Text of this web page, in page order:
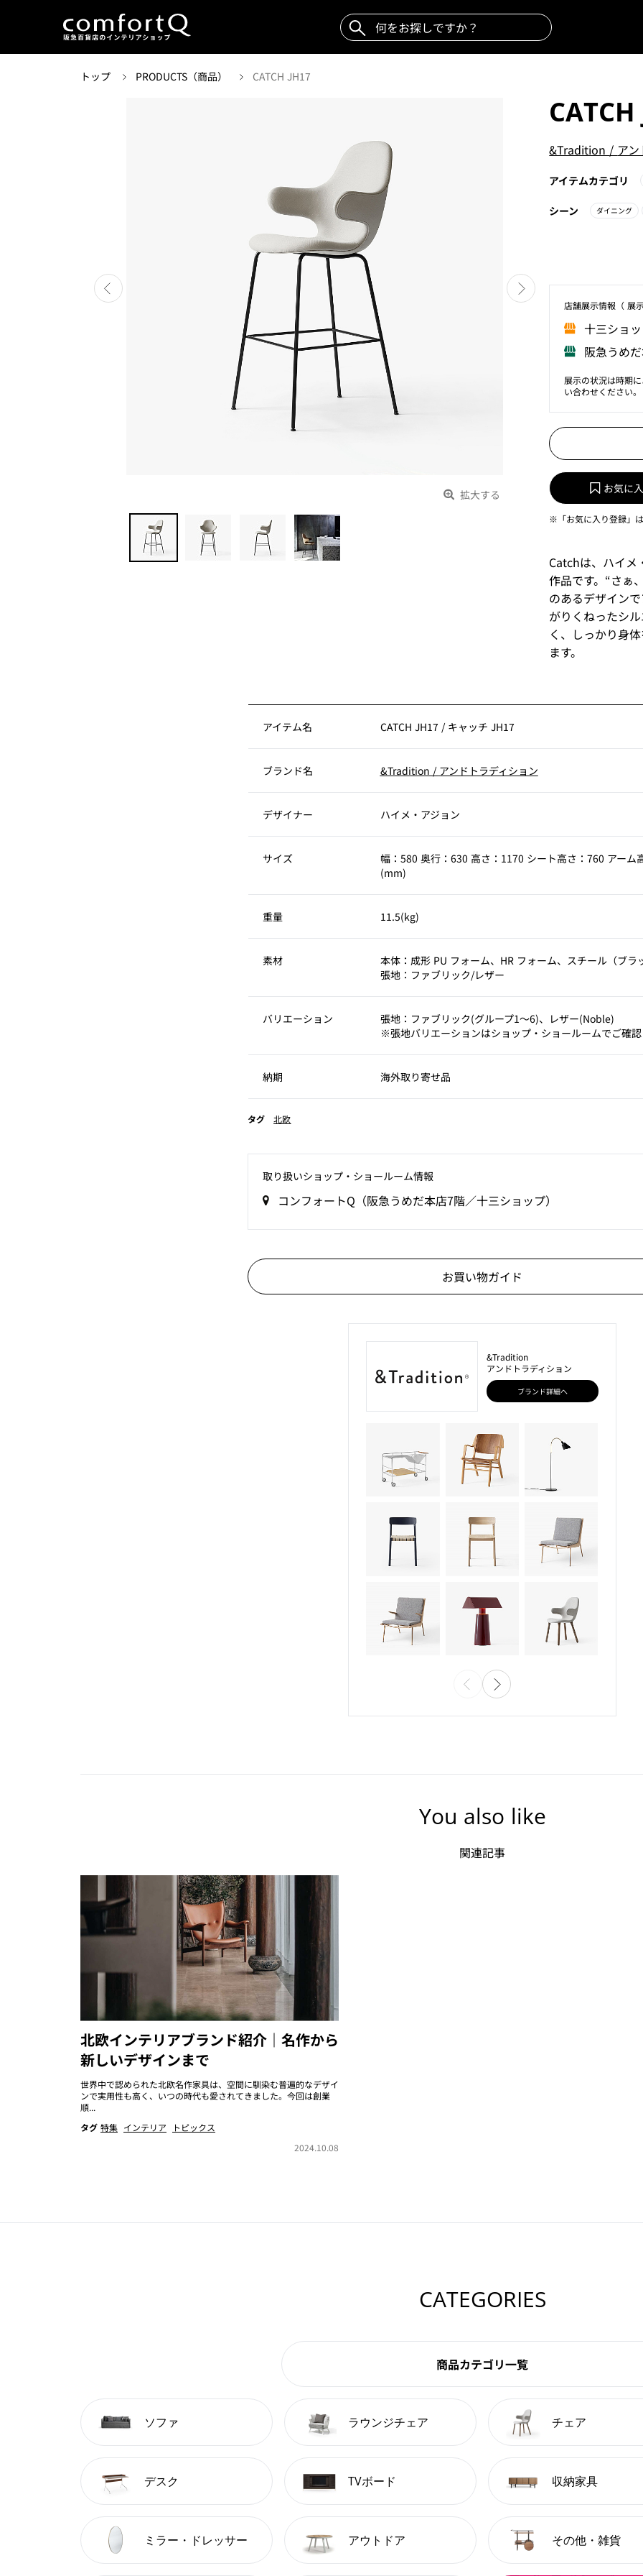
トップ PRODUCTS（商品） CATCH JH17
拡大する
&Tradition / ア
アイテムカテゴリ
シーン ダイニング
店舗展⽰情報（ 展
⼗三ショ
阪急うめ
展示の状況は時期
い合わせください。
お気に
※「お気に入り登録」
Catchは、ハイメ
作品です。“さぁ
のあるデザイン
がりくねったシ
く、しっかり身
ます。
アイテム名 CATCH JH17 / キャッチ JH17
ブランド名 &Tradition / アンドトラディション
デザイナー ハイメ・アジョン
サイズ
幅：580 奥行：630 高さ：1170 シート高さ：760 アーム
(mm)
重量 11.5(kg)
素材
本体：成形 PU フォーム、HR フォーム、スチール（ブラ
張地：ファブリック/レザー
バリエーション
張地：ファブリック(グループ1～6)、レザー(Noble)
※張地バリエーションはショップ・ショールームでご確認
納期 海外取り寄せ品
タグ 北欧
取り扱いショップ‧ショールーム情報
コンフォートQ（阪急うめだ本店7階／十三ショップ）
お買い物ガイド
&Tradition
アンドトラディション
ブランド詳細へ
You also like
関連記事
北欧インテリアブランド紹介｜名作から
新しいデザインまで
世界中で認められた北欧名作家具は、空間に馴染む普遍的なデザイ
ンで実用性も高く、いつの時代も愛されてきました。今回は創業
順...
タグ 特集 インテリア
トピックス
2024.10.08
CATEGORIES
商品カテゴリ一覧
ソファ ラウンジチェア チェア
デスク TVボード 収納家具
ミラー・ドレッサー アウトドア その他・雑貨